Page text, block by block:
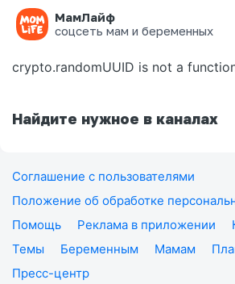
МамЛайф
соцсеть мам и беременных
Ошибка на странице
crypto.randomUUID is not a
Найдите нужное в каналах
Соглашение с пользователями
Положение об обработке
Помощь
Реклама в приложении
Темы
Беременным Мамам
Пресс-центр